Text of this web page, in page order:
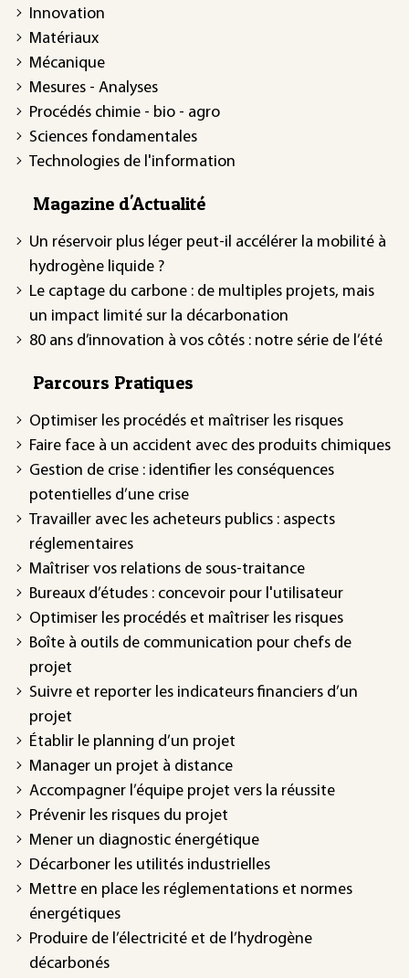
Innovation
Matériaux
Mécanique
Mesures - Analyses
Procédés chimie - bio - agro
Sciences fondamentales
Technologies de l'information
Magazine d'Actualité
Un réservoir plus léger peut-il accélérer la mobilité à
hydrogène liquide ?
Le captage du carbone : de multiples projets, mais
un impact limité sur la décarbonation
80 ans d’innovation à vos côtés : notre série de l’été
Parcours Pratiques
Optimiser les procédés et maîtriser les risques
Faire face à un accident avec des produits chimiques
Gestion de crise : identifier les conséquences
potentielles d’une crise
Travailler avec les acheteurs publics : aspects
réglementaires
Maîtriser vos relations de sous-traitance
Bureaux d’études : concevoir pour l'utilisateur
Optimiser les procédés et maîtriser les risques
Boîte à outils de communication pour chefs de
projet
Suivre et reporter les indicateurs financiers d’un
projet
Établir le planning d’un projet
Manager un projet à distance
Accompagner l’équipe projet vers la réussite
Prévenir les risques du projet
Mener un diagnostic énergétique
Décarboner les utilités industrielles
Mettre en place les réglementations et normes
énergétiques
Produire de l’électricité et de l’hydrogène
décarbonés